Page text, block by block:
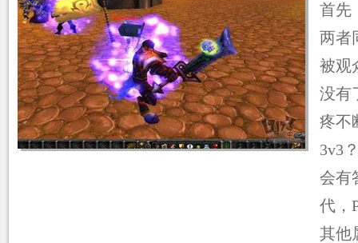
首先
两者
被观
没有
疼不
3v3
会有
代，
其他